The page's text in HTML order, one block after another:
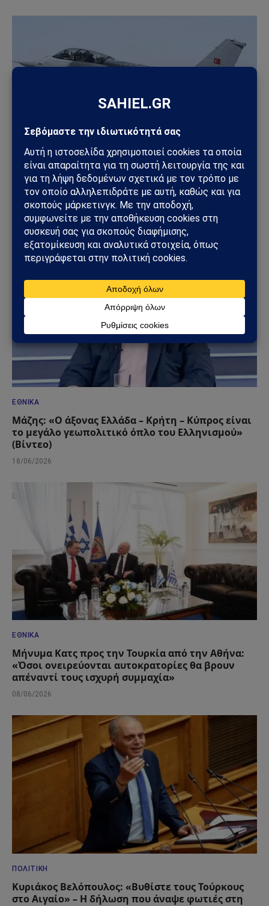
ΕΘΝΙΚΆ
Νέα ένταση στο Αιγαίο: Δύο εμπλοκές ελληνικών
και τουρκικών μαχητικών επαναφέρουν το
σκηνικό αντιπαράθεσης
23/06/2026
ΕΘΝΙΚΆ
Μάζης: «Ο άξονας Ελλάδα – Κρήτη – Κύπρος είναι
το μεγάλο γεωπολιτικό όπλο του Ελληνισμού»
(Βίντεο)
18/06/2026
ΕΘΝΙΚΆ
Μήνυμα Κατς προς την Τουρκία από την Αθήνα:
«Όσοι ονειρεύονται αυτοκρατορίες θα βρουν
απέναντί τους ισχυρή συμμαχία»
08/06/2026
ΠΟΛΙΤΙΚΉ
Κυριάκος Βελόπουλος: «Βυθίστε τους Τούρκους
στο Αιγαίο» – Η δήλωση που άναψε φωτιές στη